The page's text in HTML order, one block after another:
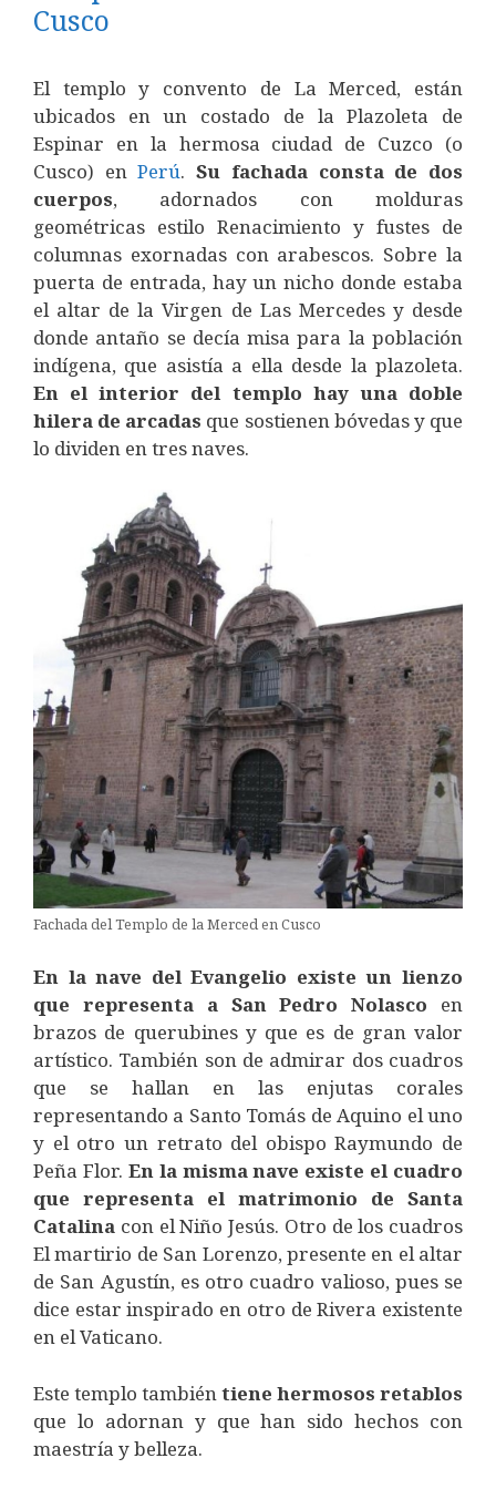
Cusco
El templo y convento de La Merced, están
ubicados en un costado de la Plazoleta de
Espinar en la hermosa ciudad de Cuzco (o
Cusco) enPerú.Su fachada consta de dos
cuerpos, adornados con molduras
geométricas estilo Renacimiento y fustes de
columnas exornadas con arabescos. Sobre la
puerta de entrada, hay un nicho donde estaba
el altar de la Virgen de Las Mercedes y desde
donde antaño se decía misa para la población
indígena, que asistía a ella desde la plazoleta.
En el interior del templo hay una doble
hilera de arcadas que sostienen bóvedas y que
lo dividen en tres naves.
Fachada del Templo de la Merced en Cusco
En la nave del Evangelio existe un lienzo
que representa a San Pedro Nolasco en
brazos de querubines y que es de gran valor
artístico. También son de admirar dos cuadros
que se hallan en las enjutas corales
representando a Santo Tomás de Aquino el uno
y el otro un retrato del obispo Raymundo de
Peña Flor. En la misma nave existe el cuadro
que representa el matrimonio de Santa
Catalina con el Niño Jesús. Otro de los cuadros
El martirio de San Lorenzo, presente en el altar
de San Agustín, es otro cuadro valioso, pues se
dice estar inspirado en otro de Rivera existente
en el Vaticano.
Este templo también tiene hermosos retablos
que lo adornan y que han sido hechos con
maestría y belleza.